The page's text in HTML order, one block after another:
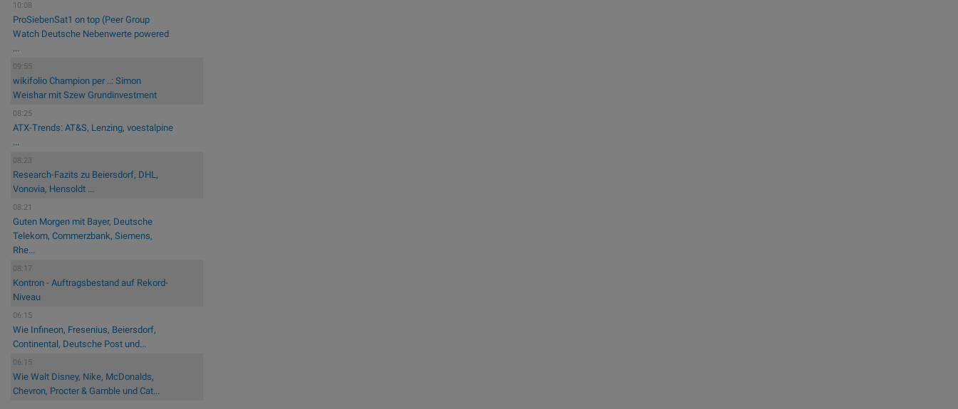
10:08
ProSiebenSat1 on top (Peer Group
Watch Deutsche Nebenwerte powered
...
09:55
wikifolio Champion per ..: Simon
Weishar mit Szew Grundinvestment
08:25
ATX-Trends: AT&S, Lenzing, voestalpine
...
08:23
Research-Fazits zu Beiersdorf, DHL,
Vonovia, Hensoldt ...
08:21
Guten Morgen mit Bayer, Deutsche
Telekom, Commerzbank, Siemens,
Rhe...
08:17
Kontron - Auftragsbestand auf Rekord-
Niveau
06:15
Wie Infineon, Fresenius, Beiersdorf,
Continental, Deutsche Post und...
06:15
Wie Walt Disney, Nike, McDonalds,
Chevron, Procter & Gamble und Cat...